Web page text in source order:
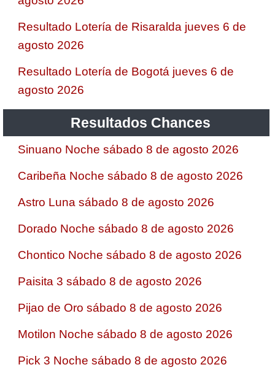
Resultado Lotería de Risaralda jueves 6 de
agosto 2026
Resultado Lotería de Bogotá jueves 6 de
agosto 2026
Resultados Chances
Sinuano Noche sábado 8 de agosto 2026
Caribeña Noche sábado 8 de agosto 2026
Astro Luna sábado 8 de agosto 2026
Dorado Noche sábado 8 de agosto 2026
Chontico Noche sábado 8 de agosto 2026
Paisita 3 sábado 8 de agosto 2026
Pijao de Oro sábado 8 de agosto 2026
Motilon Noche sábado 8 de agosto 2026
Pick 3 Noche sábado 8 de agosto 2026